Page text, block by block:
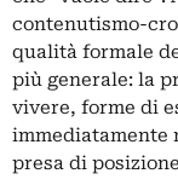
contenutismo-
qualità formale
più generale: la
vivere, forme di
immediatamente
presa di